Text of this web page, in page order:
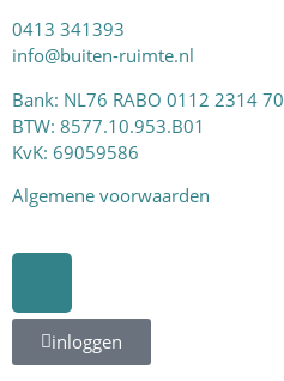
0413 341393
info@buiten-ruimte.nl
Bank: NL76 RABO 0112 2314 70
BTW: 8577.10.953.B01
KvK: 69059586
Algemene voorwaarden
inloggen